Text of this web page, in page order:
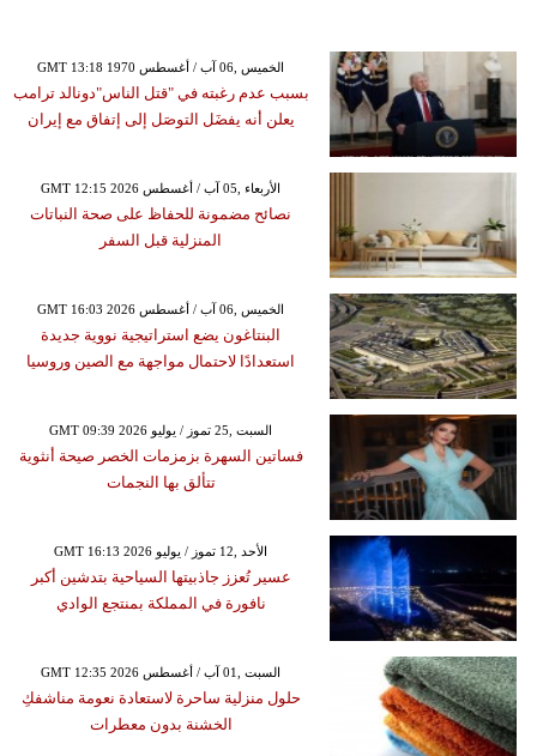
GMT 13:18 1970 الخميس ,06 آب / أغسطس
بسبب عدم رغبته في "قتل الناس"دونالد ترامب
يعلن أنه يفضَل التوصَل إلى إتفاق مع إيران
GMT 12:15 2026 الأربعاء ,05 آب / أغسطس
نصائح مضمونة للحفاظ على صحة النباتات
المنزلية قبل السفر
GMT 16:03 2026 الخميس ,06 آب / أغسطس
البنتاغون يضع استراتيجية نووية جديدة
استعدادًا لاحتمال مواجهة مع الصين وروسيا
GMT 09:39 2026 السبت ,25 تموز / يوليو
فساتين السهرة بزمزمات الخصر صيحة أنثوية
تتألق بها النجمات
GMT 16:13 2026 الأحد ,12 تموز / يوليو
عسير تُعزز جاذبيتها السياحية بتدشين أكبر
نافورة في المملكة بمنتجع الوادي
GMT 12:35 2026 السبت ,01 آب / أغسطس
حلول منزلية ساحرة لاستعادة نعومة مناشفكِ
الخشنة بدون معطرات